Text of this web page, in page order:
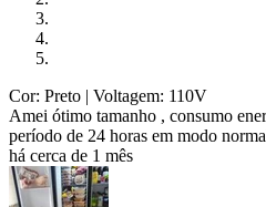
Cor: Preto | Voltagem: 110V
Amei ótimo tamanho , consumo
período de 24 horas em modo
há cerca de 1 mês